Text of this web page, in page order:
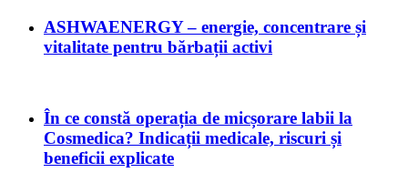
ASHWAENERGY – energie, concentrare și
vitalitate pentru bărbații activi
În ce constă operația de micșorare labii la
Cosmedica? Indicații medicale, riscuri și
beneficii explicate